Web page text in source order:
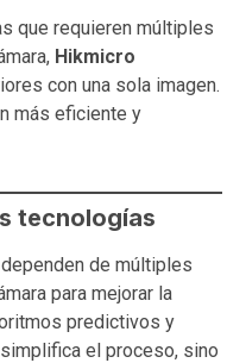
que requieren múltiples
Hikmicro
con una sola imagen.
más eficiente y
tecnologías
de múltiples
para mejorar la
predictivos y
el proceso, sino